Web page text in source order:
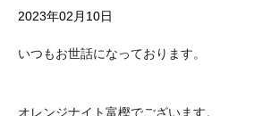
2023年02月10日
いつもお世話になっております。
オレンジナイト富樫でございます。